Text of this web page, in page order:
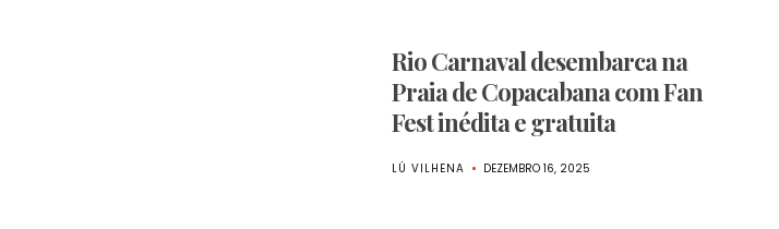
Rio Carnaval desembarca na
Praia de Copacabana com Fan
Fest inédita e gratuita
LÚ VILHENA DEZEMBRO 16, 2025